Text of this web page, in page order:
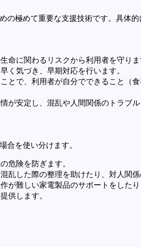
極めて重要な支援技術です。具体的
命に関わるリスクから利用者を守りま
く気づき、早期対応を行います。
とで、利用者が自分でできること（
安定し、混乱や人間関係のトラブル
合を使い分けます。
危険を防ぎます。
乱した際の整理を助けたり、対人関
が難しい家電製品のサポートをしたり
供します。